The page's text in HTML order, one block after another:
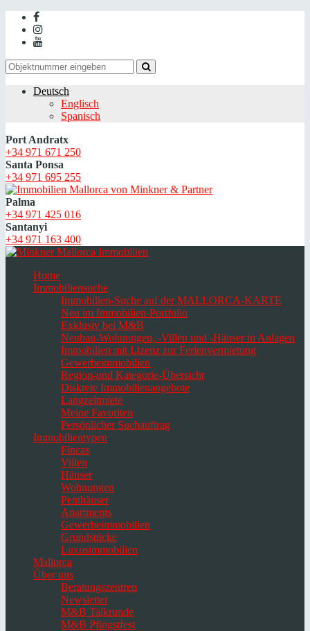
Deutsch
Englisch
Spanisch
Port Andratx
+34 971 671 250
Santa Ponsa
+34 971 695 255
Palma
+34 971 425 016
Santanyi
+34 971 163 400
Home
Immobiliensuche
Immobilien-Suche auf der MALLORCA-KARTE
Neu im Immobilien-Portfolio
Exklusiv bei M&B
Neubau-Wohnungen, -Villen und -Häuser in Anlagen
Immobilien mit Lizenz zur Ferienvermietung
Gewerbeimmobilien
Region-und Kategorie-Übersicht
Diskrete Immobilienangebote
Langzeitmiete
Meine Favoriten
Persönlicher Suchauftrag
Immobilientypen
Fincas
Villen
Häuser
Wohnungen
Penthäuser
Apartments
Gewerbeimmobilien
Grundstücke
Luxusimmobilien
Mallorca
Über uns
Beratungszentren
Newsletter
M&B Talkrunde
M&B Pfingstfest